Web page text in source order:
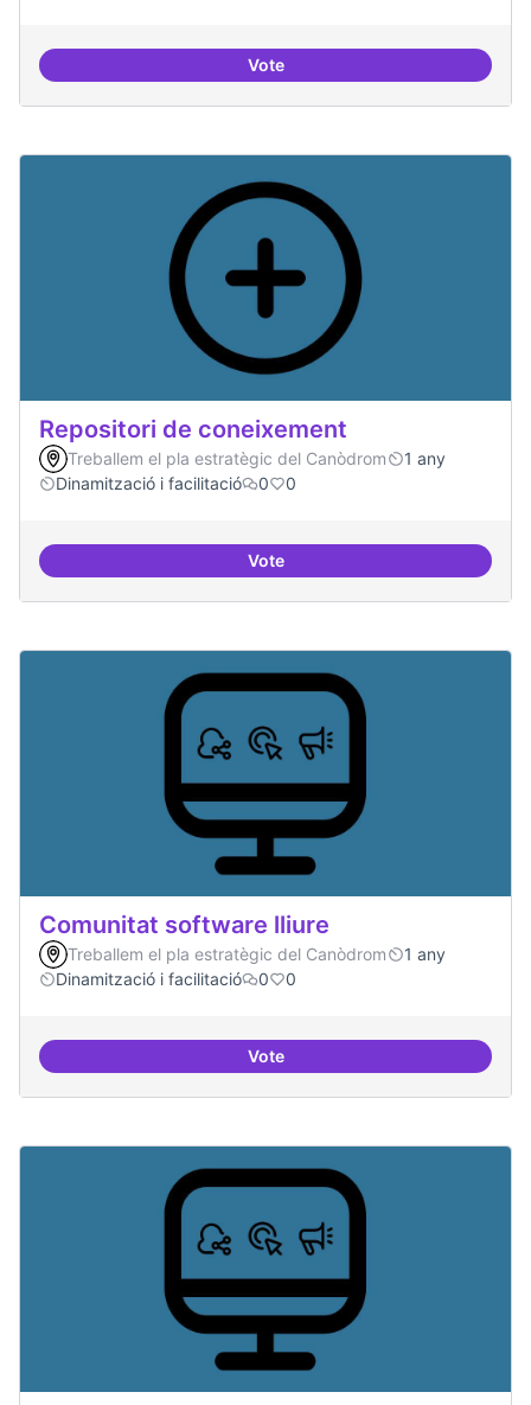
VoteEspai on la gent expressi i
Repositori de coneixement
Treballem el pla estratègic del Canòdrom
1 any
Dinamització i facilitació
0 0
VoteRepositori de coneixement
Comunitat software lliure
Treballem el pla estratègic del Canòdrom
1 any
Dinamització i facilitació
0 0
VoteComunitat software lliure